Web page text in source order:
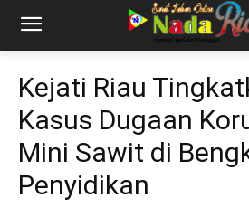
Kejati Riau
Kasus Dugaan
Mini Sawit di
Penyidikan